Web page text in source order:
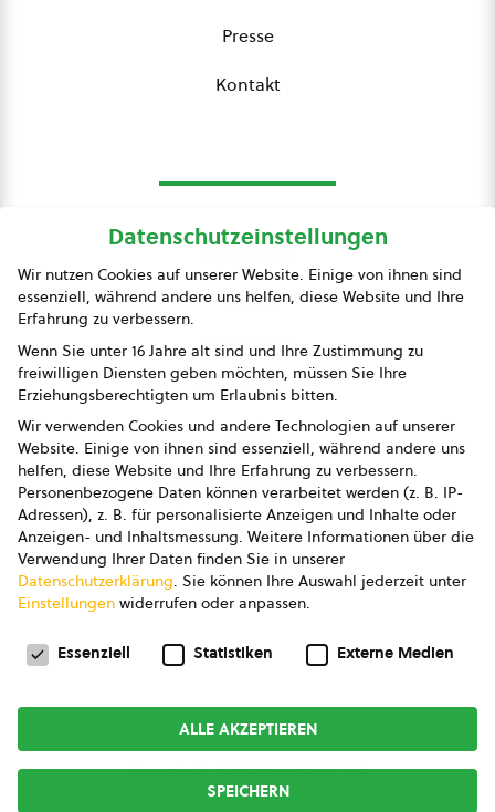
Presse
Kontakt
Presse
Impressum
Datenschutz
AGB
AGB Marketing GmbH
AGB Bildung
Newsletter
Copyright © 2026bio austria
Datenschutzeinstellungen
Wir nutzen Cookies auf unserer Website. Einige von ihnen sind
essenziell, während andere uns helfen, diese Website und Ihre
Erfahrung zu verbessern.
Wenn Sie unter 16 Jahre alt sind und Ihre Zustimmung zu
freiwilligen Diensten geben möchten, müssen Sie Ihre
Erziehungsberechtigten um Erlaubnis bitten.
Wir verwenden Cookies und andere Technologien auf unserer
Website. Einige von ihnen sind essenziell, während andere uns
helfen, diese Website und Ihre Erfahrung zu verbessern.
Personenbezogene Daten können verarbeitet werden (z. B. IP-
Adressen), z. B. für personalisierte Anzeigen und Inhalte oder
Anzeigen- und Inhaltsmessung. Weitere Informationen über die
Verwendung Ihrer Daten finden Sie in unserer
Datenschutzerklärung. Sie können Ihre Auswahl jederzeit unter
Einstellungen widerrufen oder anpassen.
Datenschutzeinstellungen
Essenziell Statistiken Externe Medien
ALLE AKZEPTIEREN
SPEICHERN